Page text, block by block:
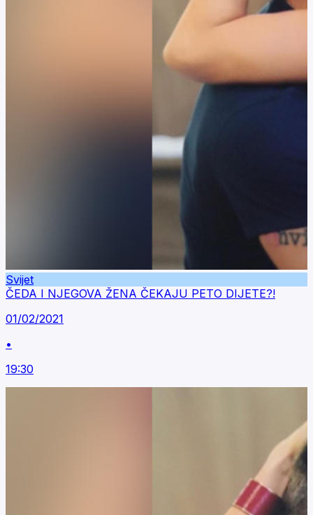
Svijet
ČEDA I NJEGOVA ŽENA ČEKAJU PETO DIJETE?!
01/02/2021
•
19:30